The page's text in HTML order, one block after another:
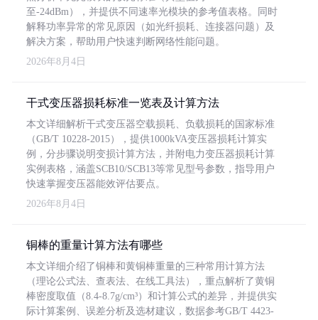
至-24dBm），并提供不同速率光模块的参考值表格。同时
解释功率异常的常见原因（如光纤损耗、连接器问题）及
解决方案，帮助用户快速判断网络性能问题。
2026年8月4日
干式变压器损耗标准一览表及计算方法
本文详细解析干式变压器空载损耗、负载损耗的国家标准
（GB/T 10228-2015），提供1000kVA变压器损耗计算实
例，分步骤说明变损计算方法，并附电力变压器损耗计算
实例表格，涵盖SCB10/SCB13等常见型号参数，指导用户
快速掌握变压器能效评估要点。
2026年8月4日
铜棒的重量计算方法有哪些
本文详细介绍了铜棒和黄铜棒重量的三种常用计算方法
（理论公式法、查表法、在线工具法），重点解析了黄铜
棒密度取值（8.4-8.7g/cm³）和计算公式的差异，并提供实
际计算案例、误差分析及选材建议，数据参考GB/T 4423-